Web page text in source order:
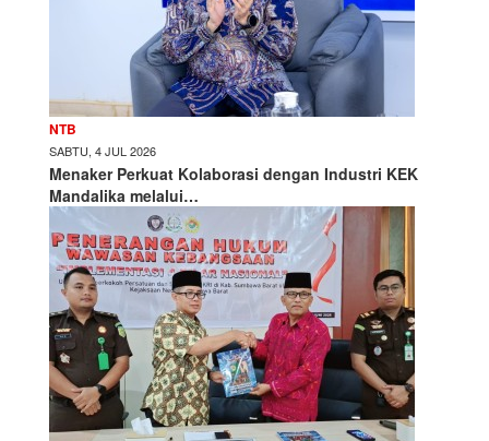
NTB
SABTU, 4 JUL 2026
Menaker Perkuat Kolaborasi dengan Industri KEK
Mandalika melalui…